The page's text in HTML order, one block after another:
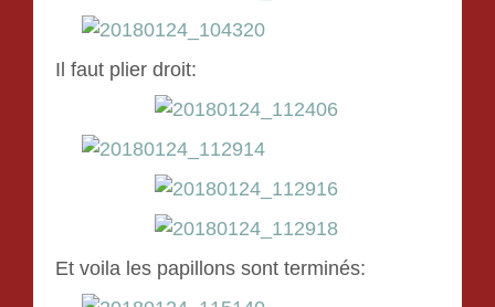
Il faut plier droit:
Et voila les papillons sont terminés: